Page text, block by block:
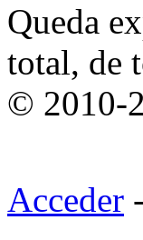
Queda
total, de
© 2010-
Acceder